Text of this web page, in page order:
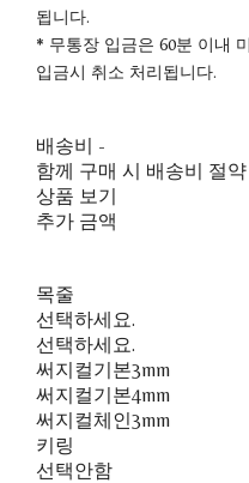
됩니다.
* 무통장 입금은 60분 이내 미
입금시 취소 처리됩니다.
배송비 -
함께 구매 시 배송비 절약
상품 보기
추가 금액
목줄
선택하세요.
선택하세요.
써지컬기본3mm
써지컬기본4mm
써지컬체인3mm
키링
선택안함